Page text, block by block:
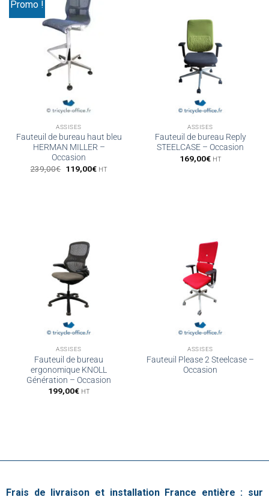
Promo !
ASSISES
Fauteuil de bureau haut bleu
HERMAN MILLER –
Occasion
239,00€ Le
119,00€LeHT
ASSISES
Fauteuil de bureau Reply
STEELCASE – Occasion
169,00€ HT
ASSISES
Fauteuil de bureau
ergonomique KNOLL
Génération – Occasion
199,00€ HT
ASSISES
Fauteuil Please 2 Steelcase –
Occasion
Frais de livraison et installation France entière : sur